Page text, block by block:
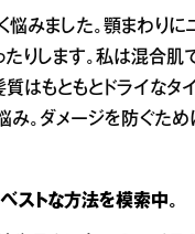
悩みました。顎まわり
りします。私は混合肌
質はもともとドライな
。ダメージを防ぐため
ストな方法を模索中。